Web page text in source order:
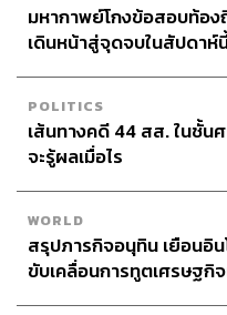
มหากาพย์โกงข้อสอบท้อ
เดินหน้าสู่จุดจบในสัปดาห์
POLITICS
เส้นทางคดี 44 สส. ในชั้น
จะรู้ผลเมื่อไร
WORLD
สรุปภารกิจอนุทิน เยือนอิน
ขับเคลื่อนการทูตเศรษฐกิ